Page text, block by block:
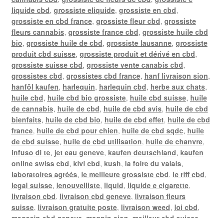
liquide cbd, grossiste eliquide, grossiste en cbd,
grossiste en cbd france, grossiste fleur cbd, grossiste
fleurs cannabis, grossiste france cbd, grossiste huile cbd
bio, grossiste huile de cbd, grossiste lausanne, grossiste
produit cbd suisse, grossiste produit et dérivé en cbd,
grossiste suisse cbd, grossiste vente canabis cbd,
grossistes cbd, grossistes cbd france, hanf livraison sion,
hanföl kaufen, harlequin, harlequin cbd, herbe aux chats,
huile cbd, huile cbd bio grossiste, huile cbd suisse, huile
de cannabis, huile de cbd, huile de cbd avis, huile de cbd
bienfaits, huile de cbd bio, huile de cbd effet, huile de cbd
france, huile de cbd pour chien, huile de cbd sqdc, huile
de cbd suisse, huile de cbd utilisation, huile de chanvre,
infuso di te, jet eau geneve, kaufen deutschland, kaufen
online swiss cbd, kivi cbd, kush, la foire du valais,
laboratoires agréés, le meilleure grossiste cbd, le riff cbd,
legal suisse, lenouvelliste, liquid, liquide e cigarette,
livraison cbd, livraison cbd geneve, livraison fleurs
suisse, livraison gratuite poste, livraison weed, loi cbd,